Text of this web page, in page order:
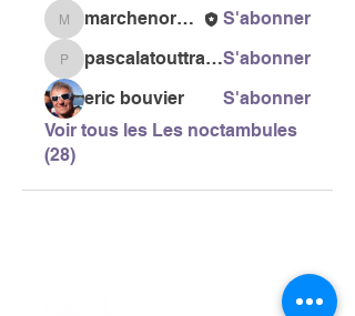
marchenordiquegailmarchenordiquegail S'abonner
pascalatouttravaux pascalatouttravauxS'abonner
eric bouvier
S'abonner
Voir tous les Les noctambules
(28)